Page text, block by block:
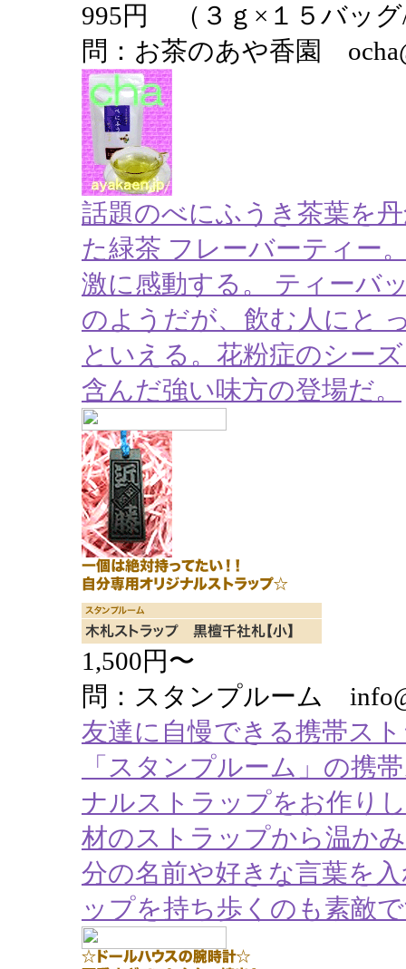
995円 （３ｇ×１５バッグ
問：お茶のあや香園
話題のべにふうき茶葉を
た緑茶 フレーバーティー
激に感動する。 ティーバ
のようだが、飲む人にと
といえる。花粉症のシー
含んだ強い味方の登場だ。
1,500円〜
問：スタンプルーム
友達に自慢できる携帯ス
「スタンプルーム」の携
ナルストラップをお作り
材のストラップから温か
分の名前や好きな言葉を
ップを持ち歩くのも素敵